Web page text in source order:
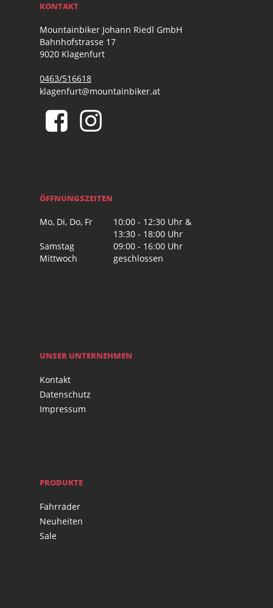
KONTAKT
Mountainbiker Johann Riedl GmbH
Bahnhofstrasse 17
9020 Klagenfurt
0463/516618
klagenfurt@mountainbiker.at
ÖFFNUNGSZEITEN
Mo, Di, Do, Fr
10:00 - 12:30 Uhr &
13:30 - 18:00 Uhr
Samstag
09:00 - 16:00 Uhr
Mittwoch
geschlossen
UNSER UNTERNEHMEN
Kontakt
Datenschutz
Impressum
PRODUKTE
Fahrräder
Neuheiten
Sale